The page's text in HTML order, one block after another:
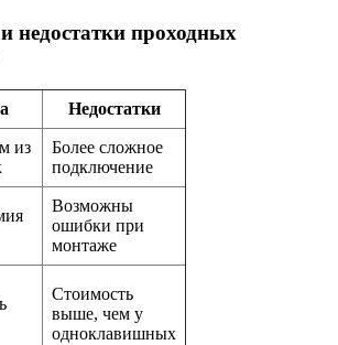
недостатки проходных
Недостатки
из
Более сложное
подключение
Возможны
ошибки при
монтаже
Стоимость
выше, чем у
одноклавишных